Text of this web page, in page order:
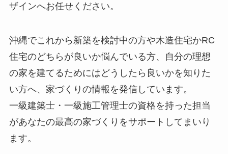
ザインへお任せください。
沖縄でこれから新築を検討中の方や木造住宅かRC
住宅のどちらが良いか悩んでいる方、自分の理想
の家を建てるためにはどうしたら良いかを知りた
い方へ、家づくりの情報を発信しています。
一級建築士・一級施工管理士の資格を持った担当
があなたの最高の家づくりをサポートしてまいり
ます。